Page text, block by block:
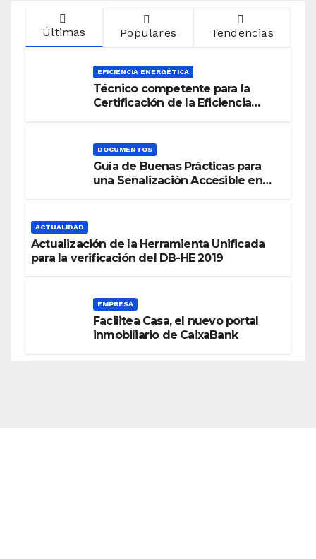
Últimas Populares Tendencias
EFICIENCIA ENERGÉTICA
Técnico competente para la
Certificación de la Eficiencia
DOCUMENTOS
Guía de Buenas Prácticas para
una Señalización Accesible en
ACTUALIDAD
Actualización de la Herramienta Unificada
para la verificación del DB-HE 2019
EMPRESA
Facilitea Casa, el nuevo portal
inmobiliario de CaixaBank